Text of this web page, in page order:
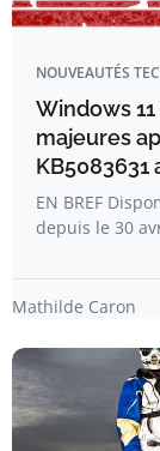
NOUVEAUTÉS
Windows
majeures
EN BREF
depuis le 30
Mathilde Caron